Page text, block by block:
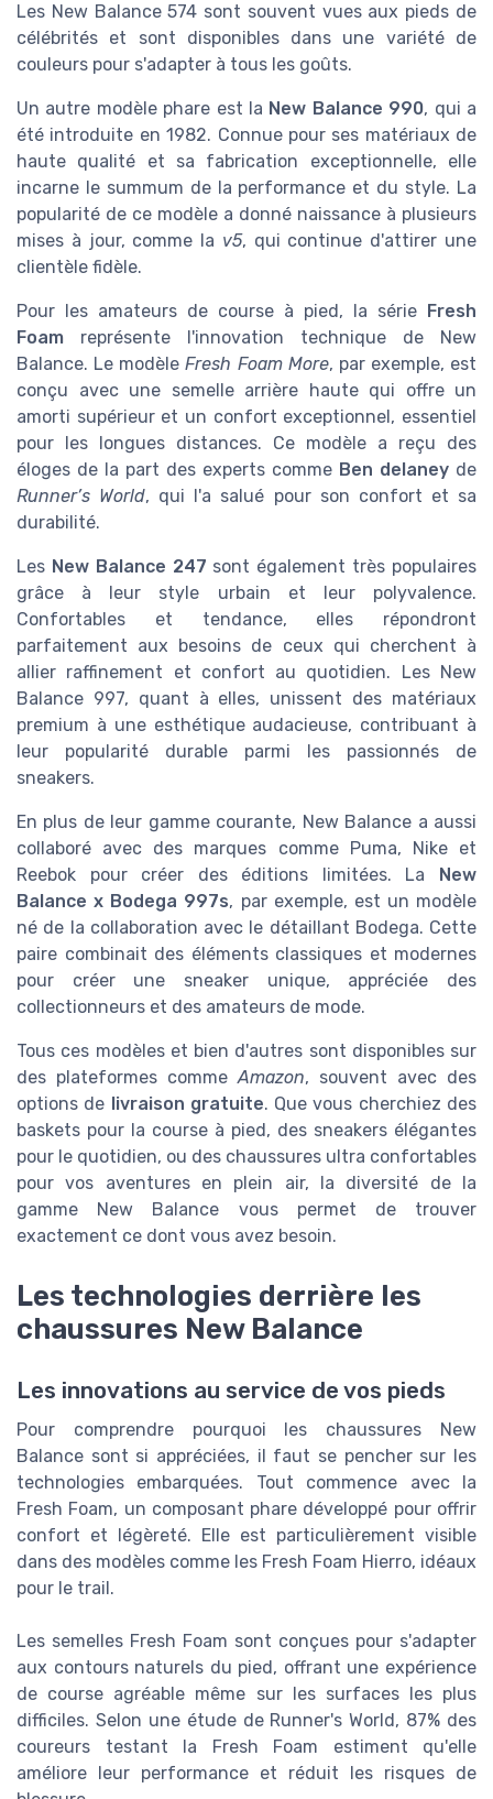
Les New Balance 574 sont souvent vues aux pieds de
célébrités et sont disponibles dans une variété de
couleurs pour s'adapter à tous les goûts.
Un autre modèle phare est la New Balance 990, qui a
été introduite en 1982. Connue pour ses matériaux de
haute qualité et sa fabrication exceptionnelle, elle
incarne le summum de la performance et du style. La
popularité de ce modèle a donné naissance à plusieurs
mises à jour, comme la v5, qui continue d'attirer une
clientèle fidèle.
Pour les amateurs de course à pied, la série
Fresh
Foam représente l'innovation technique de New
Balance. Le modèleFresh Foam More, par exemple, est
conçu avec une semelle arrière haute qui offre un
amorti supérieur et un confort exceptionnel, essentiel
pour les longues distances. Ce modèle a reçu des
éloges de la part des experts comme Ben delaney de
Runner’s World, qui l'a salué pour son confort et sa
durabilité.
Les New Balance 247 sont également très populaires
grâce à leur style urbain et leur polyvalence.
Confortables et tendance, elles répondront
parfaitement aux besoins de ceux qui cherchent à
allier raffinement et confort au quotidien. Les New
Balance 997, quant à elles, unissent des matériaux
premium à une esthétique audacieuse, contribuant à
leur popularité durable parmi les passionnés de
sneakers.
En plus de leur gamme courante, New Balance a aussi
collaboré avec des marques comme Puma, Nike et
Reebok pour créer des éditions limitées. La
New
Balance x Bodega 997s, par exemple, est un modèle
né de la collaboration avec le détaillant Bodega. Cette
paire combinait des éléments classiques et modernes
pour créer une sneaker unique, appréciée des
collectionneurs et des amateurs de mode.
Tous ces modèles et bien d'autres sont disponibles sur
des plateformes commeAmazon, souvent avec des
options de livraison gratuite. Que vous cherchiez des
baskets pour la course à pied, des sneakers élégantes
pour le quotidien, ou des chaussures ultra confortables
pour vos aventures en plein air, la diversité de la
gamme New Balance vous permet de trouver
exactement ce dont vous avez besoin.
Les technologies derrière les
chaussures New Balance
Les innovations au service de vos pieds
Pour comprendre pourquoi les chaussures New
Balance sont si appréciées, il faut se pencher sur les
technologies embarquées. Tout commence avec la
Fresh Foam, un composant phare développé pour offrir
confort et légèreté. Elle est particulièrement visible
dans des modèles comme les Fresh Foam Hierro, idéaux
pour le trail.
Les semelles Fresh Foam sont conçues pour s'adapter
aux contours naturels du pied, offrant une expérience
de course agréable même sur les surfaces les plus
difficiles. Selon une étude de Runner's World, 87% des
coureurs testant la Fresh Foam estiment qu'elle
améliore leur performance et réduit les risques de